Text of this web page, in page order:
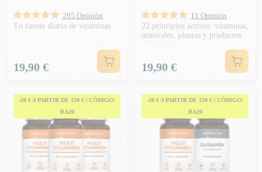
205 Opinión
Tu fuente diaria de vitaminas
Precio
19,90 €
11 Opinión
22 principios activos: vitaminas,
minerales, plantas y productos
de la colmena
Precio
19,90 €
-20 € A PARTIR DE 150 € | CÓDIGO:
BA20
-20 € A PARTIR DE 150 € | CÓDIGO:
BA20